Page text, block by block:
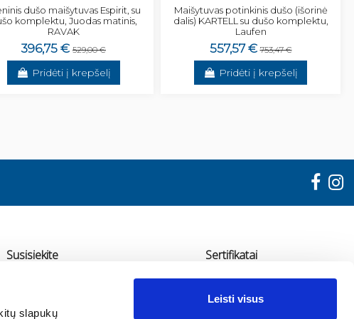
slapukų
Leisti visus
dušo maišytuvas Espirit, su
komplektu, Juodas matinis,
RAVAK
396,75 € 529,00 €
Pridėti į krepšelį
Maišytuvas potinkinis dušo (išorinė
dalis) KARTELL su dušo komplektu,
Laufen
557,57 € 753,47 €
Pridėti į krepšelį
Susisiekite Sertifikatai